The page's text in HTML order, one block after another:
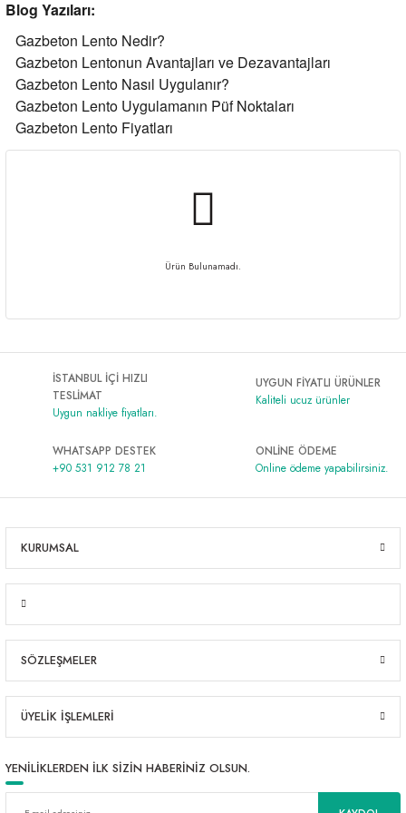
| Günlük Avlanan Deniz Ürünleri Online
Blog Yazıları:
Gazbeton Lento Nedir?
Gazbeton Lentonun Avantajları ve Dezavantajları
Gazbeton Lento Nasıl Uygulanır?
Gazbeton Lento Uygulamanın Püf Noktaları
Gazbeton Lento Fiyatları
Ürün Bulunamadı.
İSTANBUL İÇİ HIZLI
TESLİMAT
Uygun nakliye fiyatları.
UYGUN FİYATLI ÜRÜNLER
Kaliteli ucuz ürünler
WHATSAPP DESTEK
+90 531 912 78 21
ONLİNE ÖDEME
Online ödeme yapabilirsiniz.
KURUMSAL
SÖZLEŞMELER
ÜYELİK İŞLEMLERİ
YENİLİKLERDEN İLK SİZİN HABERİNİZ OLSUN.